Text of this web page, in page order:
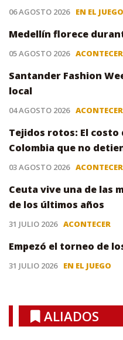
06 AGOSTO 2026 EN EL JUEGO
Medellín florece
05 AGOSTO 2026 ACONTECER
Santander Fashion
local
04 AGOSTO 2026 ACONTECER
Tejidos rotos: El costo
Colombia que no
03 AGOSTO 2026 ACONTECER
Ceuta vive una de las
de los últimos años
31 JULIO 2026 ACONTECER
Empezó el torneo de
31 JULIO 2026 EN EL JUEGO
ALIADOS